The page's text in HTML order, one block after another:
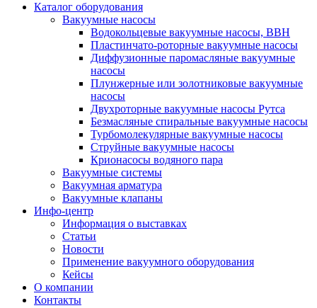
Каталог оборудования
Вакуумные насосы
Водокольцевые вакуумные насосы, ВВН
Пластинчато-роторные вакуумные насосы
Диффузионные паромасляные вакуумные
насосы
Плунжерные или золотниковые вакуумные
насосы
Двухроторные вакуумные насосы Рутса
Безмасляные спиральные вакуумные насосы
Турбомолекулярные вакуумные насосы
Струйные вакуумные насосы
Крионасосы водяного пара
Вакуумные системы
Вакуумная арматура
Вакуумные клапаны
Инфо-центр
Информация о выставках
Статьи
Новости
Применение вакуумного оборудования
Кейсы
О компании
Контакты